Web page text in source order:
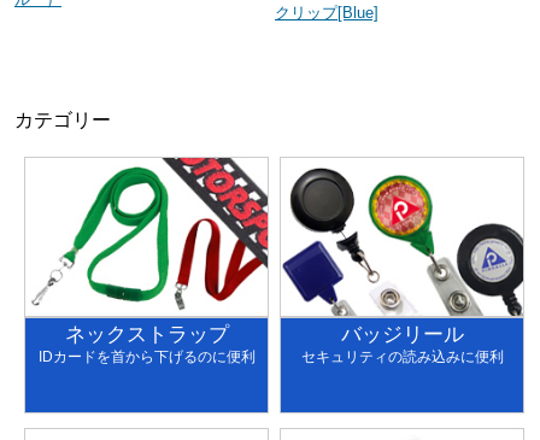
クリップ[Blue]
カテゴリー
ネックストラップ
IDカードを首から下げるのに便利
バッジリール
セキュリティの読み込みに便利